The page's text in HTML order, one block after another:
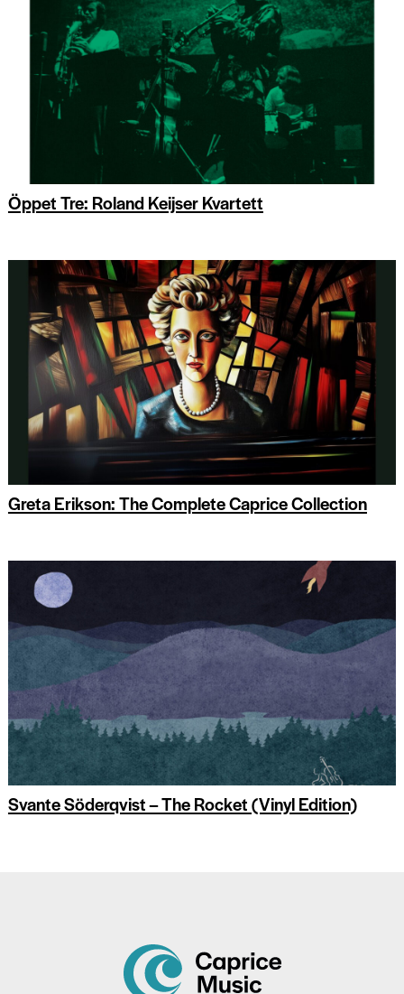
Öppet Tre: Roland Keijser Kvartett
Greta Erikson: The Complete Caprice Collection
Svante Söderqvist – The Rocket (Vinyl Edition)